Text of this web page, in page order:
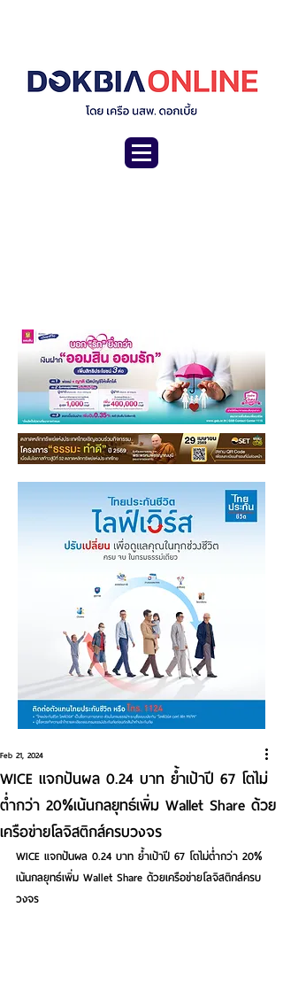
WICE แจกปันผล 0.24 บาท ย้ำเป้าปี 67 โตไม่
ต่ำกว่า 20%เน้นกลยุทธ์เพิ่ม Wallet Share ด้วย
เครือข่ายโลจิสติกส์ครบวงจร
Feb 21, 2024
WICE แจกปันผล 0.24 บาท ย้ำเป้าปี 67 โตไม่ต่ำกว่า 20%
เน้นกลยุทธ์เพิ่ม Wallet Share ด้วยเครือข่ายโลจิสติกส์ครบ
วงจร